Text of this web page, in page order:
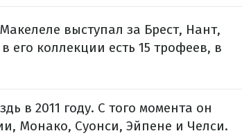
выступал за Брест, Нант,
его коллекции есть 15 трофеев, в
в 2011 году. С того момента он
Монако, Суонси, Эйпене и Челси.